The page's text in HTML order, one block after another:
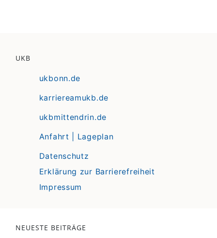
UKB
ukbonn.de
karriereamukb.de
ukbmittendrin.de
Anfahrt | Lageplan
Datenschutz
Erklärung zur Barrierefreiheit
Impressum
NEUESTE BEITRÄGE